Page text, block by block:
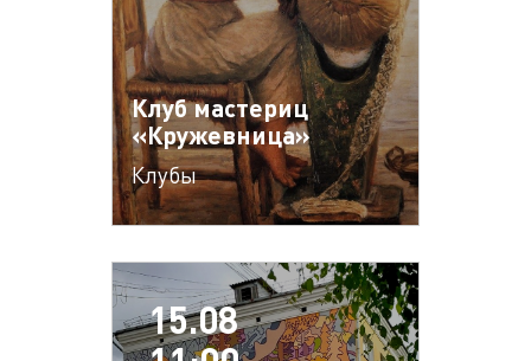
Клуб мастериц
«Кружевница»
Клубы
15.08